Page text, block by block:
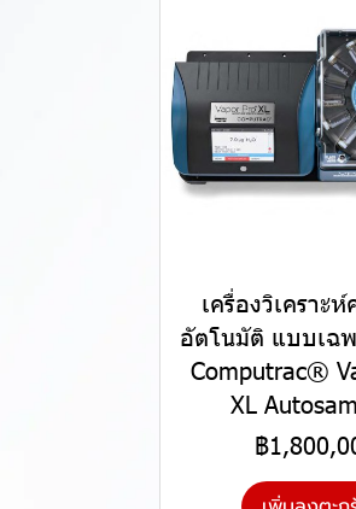
เครื่องวิเคราะ
อัตโนมัติ แบบเฉพ
Computrac®
XL
฿